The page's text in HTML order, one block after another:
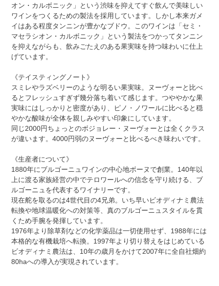
オン・カルボニック」という渋味を抑えてすぐ飲んで美味しい
ワインをつくるための製法を採用しています。しかし本来ガメ
イはある程度タンニンが豊かなブドウ。このワインは「セミ・
マセラシオン・カルボニック」という製法をつかってタンニン
を抑えながらも、飲みごたえのある果実味を持つ味わいに仕上
げています。
《テイスティングノート》
スミレやラズベリーのような明るい果実味。ヌーヴォーと比べ
るとフレッシュすぎず幾分落ち着いて感じます。つややかな果
実味にはしっかりと密度があり、ピノ・ノワールに比べると穏
やかな酸味が全体を親しみやすい印象にしています。
同じ2000円ちょっとのボジョレー・ヌーヴォーとは全くクラス
が違います。4000円弱のヌーヴォーと比べるべき味わいです。
《生産者について》
1880年にブルゴーニュワインの中心地ボーヌで創業。140年以
上に渡る家族経営の中でテロワールへの信念を守り続ける、ブ
ルゴーニュを代表するワイナリーです。
現在舵を取るのは4世代目の4兄弟。いち早いビオディナミ農法
転換や地球温暖化への対策等、真のブルゴーニュスタイルを貫
くため手腕を発揮しています。
1976年より除草剤などの化学薬品は一切使用せず、1988年には
本格的な有機栽培へ転換。1997年より切り替えをはじめている
ビオディナミ農法は、10年の歳月をかけて2007年に全自社畑約
80haへの導入が実現されています。